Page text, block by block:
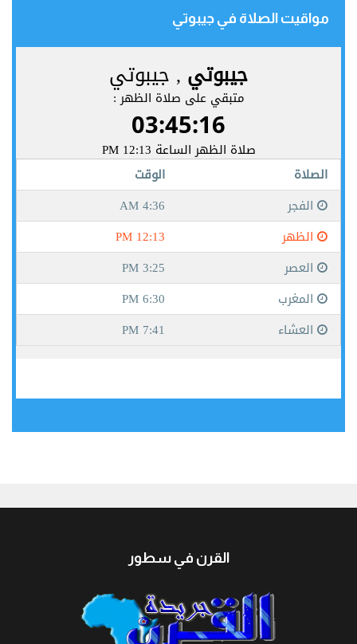
مواقيت الصلاة في جيبوتي‎
القرن في سطور